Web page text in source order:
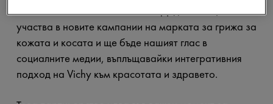
активист с множество таланти. Дидонато ще
участва в новите кампании на марката за грижа за
кожата и косата и ще бъде нашият глас в
социалните медии, въплъщавайки интегративния
подход на Vichy към красотата и здравето.